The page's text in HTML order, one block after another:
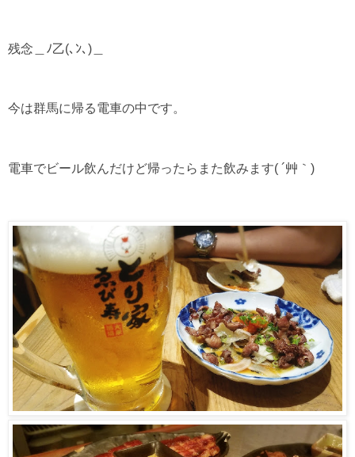
残念＿ﾉ乙(､ﾝ､)＿
今は群馬に帰る電車の中です。
電車でビール飲んだけど帰ったらまた飲みます( ´艸｀)